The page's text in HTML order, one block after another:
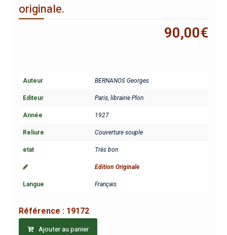
originale.
90,00€
Auteur BERNANOS Georges
Editeur Paris, librairie Plon
Année 1927
Reliure Couverture souple
etat Très bon
Edition Originale
Langue Français
Référence : 19172
Ajouter au panier